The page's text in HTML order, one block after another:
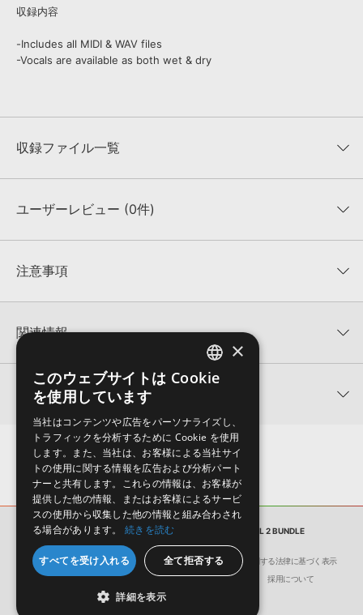
収録内容
-Includes all MIDI & WAV files
-Vocals are available as both wet & dry
収録ファイル一覧
収録ファイル一覧
ユーザーレビュー (0件)
★★★★★
★5
★2
★1
0%
レビューをもっと見る »
注意事項
KONTAKTフォーマットは、
でお使いいただけます。無償版のKONTAKT PLAYERではお使いい
ただけませんので、ご注意ください。また、「ライブラリ・タブ」
への表示にも対応しておりません。
4GBを超えるデータに関するご注意：
FAT32でフォーマットされた
HDDには、1ファイル4GBを超えるデータを格納することができま
せん。データ容量が4GBを超えるダウンロード製品をご購入いただ
きます際には、NTFSやHFS＋でフォーマットされたHDDをご用意
いただく必要がございます。
製品の購入手続き完了後、受注確認メールとシリアルナンバーをお
知らせするメールの2通が送信されます。メールに記載されており
ます説明に沿って、製品のダウンロード／導入を行って下さい。
サンプルパック製品には、原則として日本語版操作マニュアルをご
用意しておりません。ご購入後のご不明点や詳細に関するお問い合
わせなどはテクニカルサポートまでご連絡ください。
デモソングは、製品収録サウンドを使ってできることを紹介するた
関連情報
PRUNE LOOPS 製品一覧
THE DANCE VOCALS VOL 2 BUNDLEのサポート情報
関連サポート情報
2022.06.06
MIDI形式サンプルパックの追加方法
マークのついた情報は、該当する製品のご購入ユーザー様専用となって
おります。ご覧頂くには、該当する製品をご購入頂く必要がございます。
THE DANCE VOCALS VOL 2 BUNDLEのサポート情報
サンプルパック THE DANCE VOCALS VOL 2 BUNDLE
会社概要 環境保護（CSR）への取り組み
特定商取引に関する法律に基づく表示
サイト動作環境
利用規約 個人情報の保護について 採用について
ENGLISH
×
このウェブサイトは Cookie
を使用しています
当社はコンテンツや広告をパーソナライズし、
トラフィックを分析するために Cookie を使用
します。また、当社は、お客様による当社サイ
トの使用に関する情報を広告および分析パート
ナーと共有します。これらの情報は、お客様が
提供した他の情報、またはお客様によるサービ
スの使用から収集した他の情報と組み合わされ
る場合があります。
続きを読む
すべてを受け入れる 全て拒否する
詳細を表示